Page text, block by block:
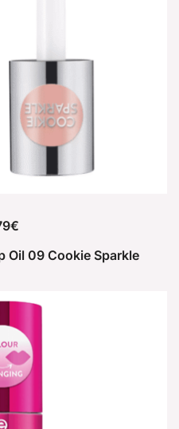
€
Oil 09 Cookie Sparkle